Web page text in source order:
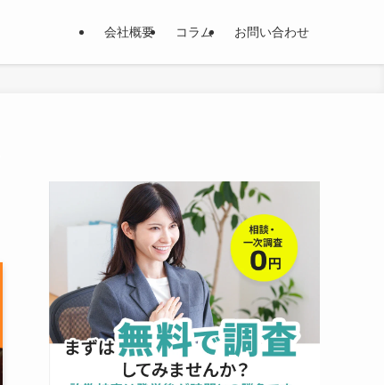
会社概要 コラム お問い合わせ